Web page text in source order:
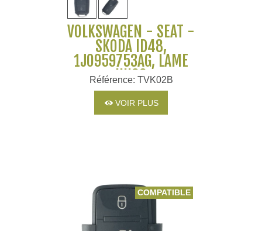
VOLKSWAGEN - SEAT -
SKODA ID48,
1J0959753AG, LAME
HU66
Référence: TVK02B
VOIR PLUS
COMPATIBLE